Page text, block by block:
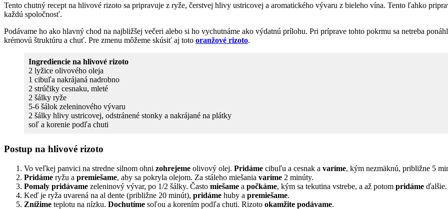
Tento chutný recept na hlivové rizoto sa pripravuje z ryže, čerstvej hlivy ustricovej a aromatického vývaru z bieleho vína. Tento ľahko
každú spoločnosť.
Podávame ho ako hlavný chod na najbližšej večeri alebo si ho vychutnáme ako výdatnú prílohu. Pri príprave tohto pokrmu sa netreba
krémovú štruktúru a chuť. Pre zmenu môžeme skúsiť aj toto oranžové rizoto.
Ingrediencie na hlivové rizoto
2 lyžice olivového oleja
1 cibuľa nakrájaná nadrobno
2 strúčiky cesnaku, mleté
2 šálky ryže
5-6 šálok zeleninového vývaru
2 šálky hlivy ustricovej, odstránené stonky a nakrájané na plátky
soľ a korenie podľa chuti
Postup na hlivové rizoto
Vo veľkej panvici na stredne silnom ohni zohrejeme olivový olej. Pridáme cibuľu a cesnak a varíme, kým nezmäknú, približne 5
Pridáme ryžu a premiešame, aby sa pokryla olejom. Za stáleho miešania varíme 2 minúty.
Pomaly pridávame zeleninový vývar, po 1/2 šálky. Často miešame a počkáme, kým sa tekutina vstrebe, a až potom pridáme ďalšie.
Keď je ryža uvarená na al dente (približne 20 minút), pridáme huby a premiešame.
Znížime teplotu na nízku. Dochutíme soľou a korením podľa chuti. Rizoto okamžite podávame.